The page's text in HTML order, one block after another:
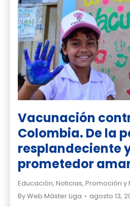
Vacunación
Colombia. De la
resplandeciente
prometedor
Educación, Noticias, Promoción y
ByWeb Máster Liga agosto 13,